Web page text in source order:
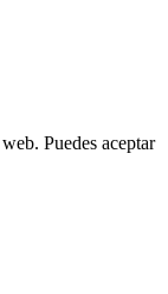
Puedes aceptar